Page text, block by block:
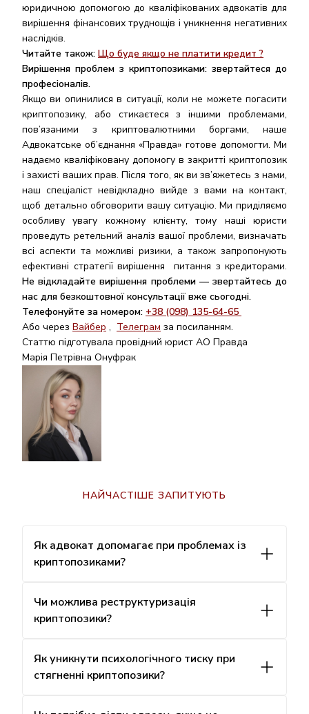
юридичною допомогою до кваліфікованих адвокатів для
вирішення фінансових труднощів і уникнення негативних
наслідків.
Читайте також: Що буде якщо не платити кредит ?
Вирішення проблем з криптопозиками: звертайтеся до
професіоналів.
Якщо ви опинилися в ситуації, коли не можете погасити
криптопозику, або стикаєтеся з іншими проблемами,
пов’язаними з криптовалютними боргами, наше
Адвокатське об’єднання «Правда» готове допомогти. Ми
надаємо кваліфіковану допомогу в закритті криптопозик
і захисті ваших прав. Після того, як ви зв’яжетесь з нами,
наш спеціаліст невідкладно вийде з вами на контакт,
щоб детально обговорити вашу ситуацію. Ми приділяємо
особливу увагу кожному клієнту, тому наші юристи
проведуть ретельний аналіз вашої проблеми, визначать
всі аспекти та можливі ризики, а також запропонують
ефективні стратегії вирішення питання з кредиторами.
Не відкладайте вирішення проблеми — звертайтесь до
нас для безкоштовної консультації вже сьогодні.
Телефонуйте за номером: +38 (098) 135-64-65
Або через Вайбер , Телеграм за посиланням.
Статтю підготувала провідний юрист АО Правда
Марія Петрівна Онуфрак
НАЙЧАСТІШЕ ЗАПИТУЮТЬ
Як адвокат допомагає при проблемах із
криптопозиками?
Чи можлива реструктуризація
криптопозики?
Як уникнути психологічного тиску при
стягненні криптопозики?